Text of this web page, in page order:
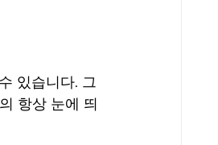
있습니다. 그
항상 눈에 띄